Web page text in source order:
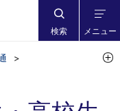
検索 メニュー